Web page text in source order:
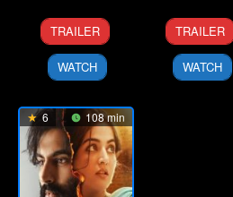
14
Jul
1993
Andrew
Stevens
TRAILER
WATCH
16
Sep
2009
Bart
TRAILER
WATCH
6 108 min